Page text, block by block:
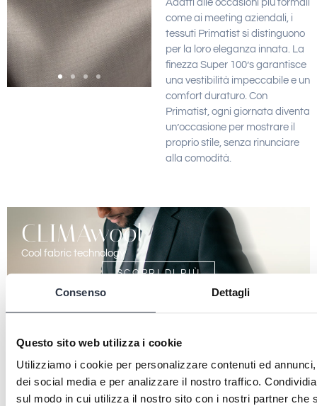
Consenso Dettagli
Questo sito web utilizza i cookie
Utilizziamo i cookie per personalizzare contenuti ed
dei social media e per analizzare il nostro traffico.
sul modo in cui utilizza il nostro sito con i nostri partner che
Adatti alle occasioni più formali
come ai meeting aziendali, i
tessuti Primatist si distinguono
per la loro eleganza innata. La
finezza Super 100’s garantisce
una vestibilità impeccabile e un
comfort duraturo. Con
Primatist, ogni giornata diventa
un’occasione per mostrare il
proprio stile, senza rinunciare
alla comodità.
CLIMAwool
Cool fabric technology
SCOPRI DI PIÙ